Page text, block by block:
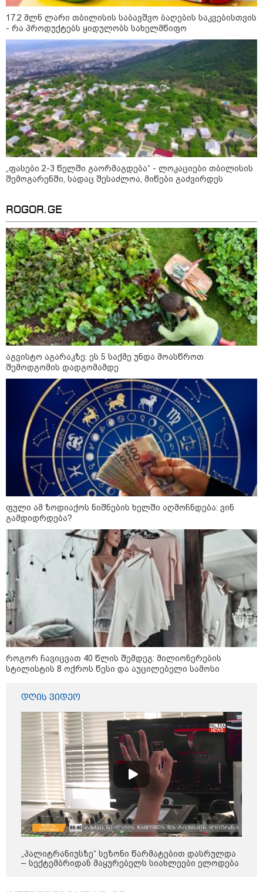
"რაკეტები ჩვენც გვჭირდება" - დონალდ
ტრამპი უკრაინისთვის Patriot-ის
რაკეტების გაგზავნაზე
13:24 / 07-08-2026
ევროპაში საწვავის ფასები
მკვეთრად შეიცვალა - რომელ
ქვეყნებშია ბენზინი ყველაზე
ძვირი და ყველაზე იაფი
მკვლელობა პირდაპირ ეთერში:
ცნობილ "ტიკტოკერს" ლაივის
23:15 / 06-08-2026
“არ მინდა, ბაიდენივით
სცენიდან გადავარდეს“ -
დონალდ ტრამპის სიტყვით
გამოსვლისას დამსწრეები
სახალისო შემთხვევის მოწმენი
გახდნენ
10:52 / 06-08-2026
ვაშინგტონს რაკეტების
დეფიციტი აქვს? - მედიის
ცნობით, დონალდ ტრამპი პიტ
ჰეგსეთს დაუპირისპირდა:
დეტალები
კატეგორიის ყველა სიახლე
კატეგორიები
7
აგვისტო
დღის ზოგადი
ასტროლოგიური
პროგნოზი
ეს დღე გამოირჩევა სტაბილური და მშვიდი ენერგიით. კარგი
პერიოდია დაწყებული საქმეების ბოლომდე მოსაყვანად,
ფინანსური საკითხების გადასამოწმებლად და სამუშაო
სივრცის მოწესრიგებისთვის. თანმიმდევრული მოქმედება და
პრაქტიკული მიდგომა სასურველ შედეგს უდანაკარგოდ
მოგიტანთ.
17.2 მლნ ლარი თბილისის საბავშვო ბაღების საკვებისთვის
- რა პროდუქტებს ყიდულობს სახელმწიფო
„ფასები 2-3 წელში გაორმაგდება“ - ლოკაციები თბილისის
შემოგარენში, სადაც შესაძლოა, მიწები გაძვირდეს
ROGOR.GE
აგვისტო აგარაკზე: ეს 5 საქმე უნდა მოასწროთ
შემოდგომის დადგომამდე
ფული ამ ზოდიაქოს ნიშნების ხელში აღმოჩნდება: ვინ
გამდიდრდება?
როგორ ჩავიცვათ 40 წლის შემდეგ: მილიონერების
სტილისტის 8 ოქროს წესი და აუცილებელი სამოსი
დღის ვიდეო
„პალიტრანიუსზე“ სეზონი წარმატებით დასრულდა
– სექტემბრიდან მაყურებელს სიახლეები ელოდება